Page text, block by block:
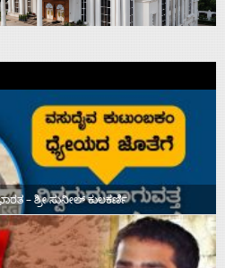
– ಶ್ರೀ ಸುನೀಲ್‌ ಕುಲಕರ್ಣಿ